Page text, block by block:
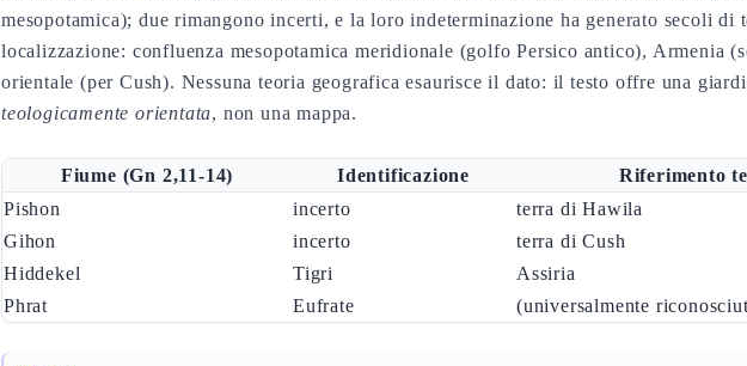
mesopotamica); due rimangono incerti, e la loro indeterminazione ha generato secoli di
localizzazione: confluenza mesopotamica meridionale (golfo Persico antico), Armenia
orientale (per Cush). Nessuna teoria geografica esaurisce il dato: il testo offre una
teologicamente orientata, non una mappa.
Fiume (Gn 2,11-14) Identificazione
Riferimento
Pishon
incerto
terra di Hawila
Gihon
incerto
terra di Cush
Hiddekel
Tigri
Assiria
Phrat
Eufrate (universalmente